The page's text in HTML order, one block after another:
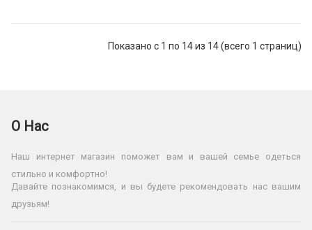
Показано с 1 по 14 из 14 (всего 1 страниц)
О Нас
Наш интернет магазин поможет вам и вашей семье одеться
стильно и комфортно!
Давайте познакомимся, и вы будете рекомендовать нас вашим
друзьям!